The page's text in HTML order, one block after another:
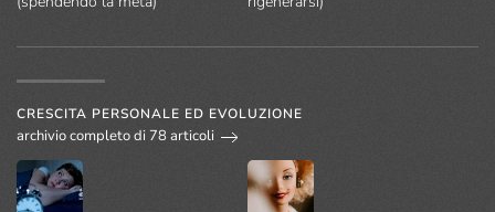
CRESCITA PERSONALE ED EVOLUZIONE
archivio completo di 78 articoli